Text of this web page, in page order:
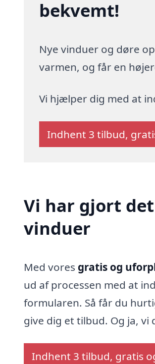
bekvemt!
Nye vinduer og døre
varmen, og får en
Vi hjælper dig med at
Indhent 3 tilbud,
Vi har gjort
vinduer
Med vores gratis og
ud af processen med at
formularen. Så får du
give dig et tilbud. Og ja,
Indhent 3 tilbud, gratis